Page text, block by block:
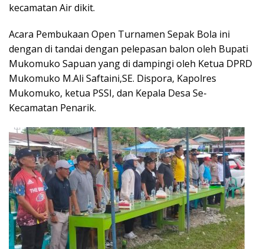
kecamatan Air dikit.
Acara Pembukaan Open Turnamen Sepak Bola ini
dengan di tandai dengan pelepasan balon oleh Bupati
Mukomuko Sapuan yang di dampingi oleh Ketua DPRD
Mukomuko M.Ali Saftaini,SE. Dispora, Kapolres
Mukomuko, ketua PSSI, dan Kepala Desa Se-
Kecamatan Penarik.